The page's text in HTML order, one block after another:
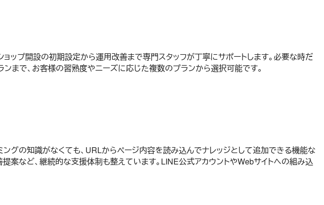
ップ開設の初期設定から運用改善まで専門スタッフが丁寧にサポートします。必要な時だ
まで、お客様の習熟度やニーズに応じた複数のプランから選択可能です。
ングの知識がなくても、URLからページ内容を読み込んでナレッジとして追加できる機能な
案など、継続的な支援体制も整えています。LINE公式アカウントやWebサイトへの組み込